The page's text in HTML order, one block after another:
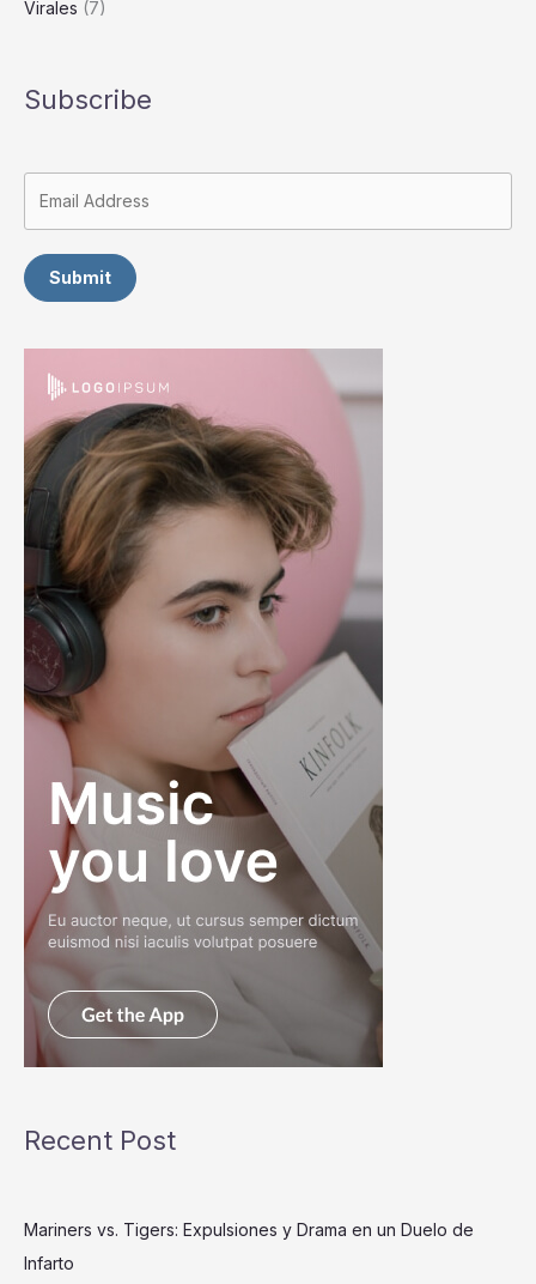
Virales (7)
Subscribe
Submit
Recent Post
Mariners vs. Tigers: Expulsiones y Drama en un Duelo de
Infarto